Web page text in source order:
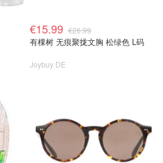
€15.99 €26.99
有棵树 无痕聚拢文胸 松绿色 L码
Joybuy DE